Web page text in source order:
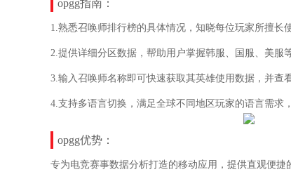
opgg指南：
1.熟悉召唤师排行榜的具体情况，知晓每位玩家所擅长
2.提供详细分区数据，帮助用户掌握韩服、国服、美服
3.输入召唤师名称即可快速获取其英雄使用数据，并查
4.支持多语言切换，满足全球不同地区玩家的语言需求
opgg优势：
专为电竞赛事数据分析打造的移动应用，提供直观便捷